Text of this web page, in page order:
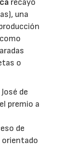
recayó
una
o
de
premio a
de